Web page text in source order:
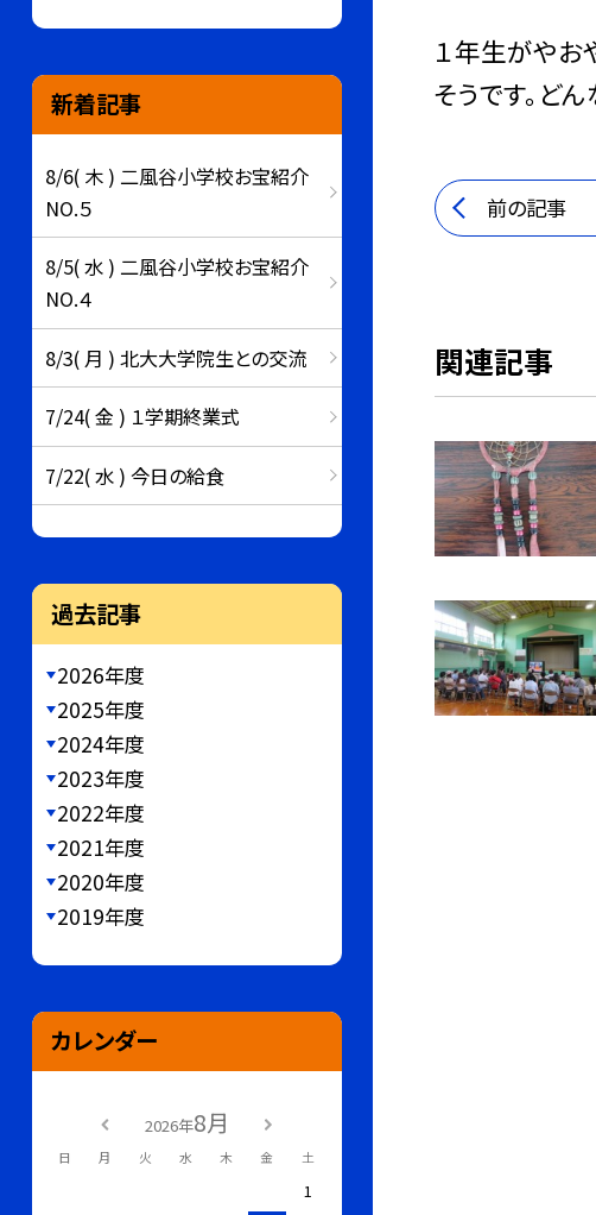
１年生がやお
そうです。ど
前の記事
関連記事
新着記事
8/6( 木 ) 二風谷小学校お宝紹介
NO.５
8/5( 水 ) 二風谷小学校お宝紹介
NO.４
8/3( 月 ) 北大大学院生との交流
7/24( 金 ) １学期終業式
7/22( 水 ) 今日の給食
過去記事
2026年度
2025年度
2024年度
2023年度
2022年度
2021年度
2020年度
2019年度
カレンダー
2026年8月
日 月 火 水 木 金 土
1